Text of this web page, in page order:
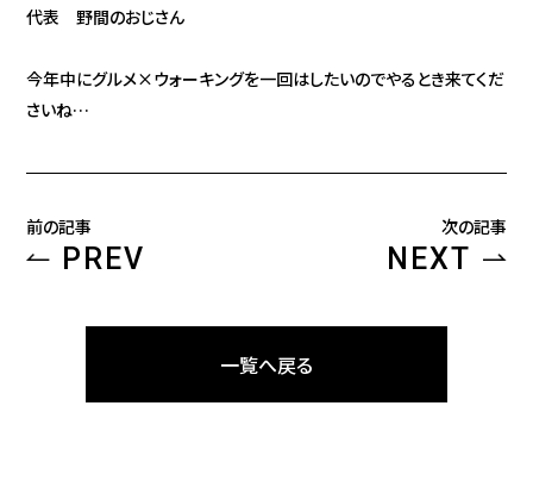
代表 野間のおじさん
今年中にグルメ×ウォーキングを一回はしたいのでやるとき来てくだ
さいね…
前の記事
PREV
次の記事
NEXT
一覧へ戻る